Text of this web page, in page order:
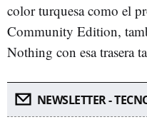
color turquesa como el
Community Edition,
Nothing con esa trasera
NEWSLETTER -